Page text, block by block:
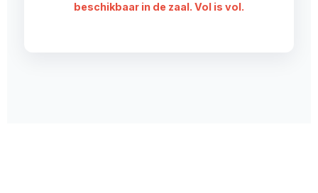
beschikbaar in de zaal. Vol is vol.